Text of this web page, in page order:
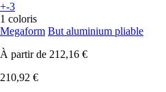
+-3
1 coloris
Megaform But aluminium pliable
À partir de 212,16 €
210,92 €